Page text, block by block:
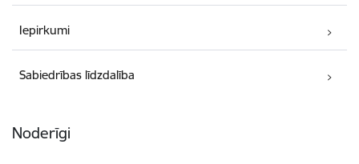
Iepirkumi
Sabiedrības līdzdalība
Noderīgi